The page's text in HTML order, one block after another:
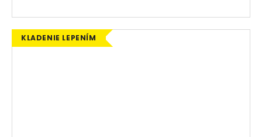
KLADENIE LEPENÍM